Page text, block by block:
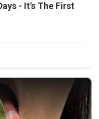
- It's The First